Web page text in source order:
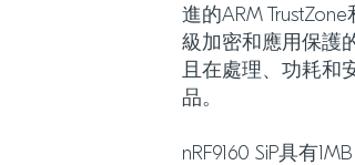
進的ARM
級加密和應用保護
且在處理、功耗和
品。
nRF9160 SiP具有